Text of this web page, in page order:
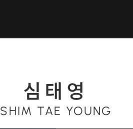
심태영
SHIM TAE YOUNG